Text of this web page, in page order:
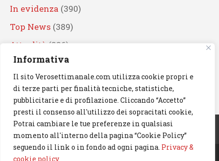
Informativa
Il sito Verosettimanale.com utilizza cookie propri e
di terze parti per finalità tecniche, statistiche,
pubblicitarie e di profilazione. Cliccando “Accetto”
presti il consenso all'utilizzo dei sopracitati cookie,
Potrai cambiare le tue preferenze in qualsiasi
momento all'interno della pagina “Cookie Policy”
seguendo il link o in fondo ad ogni pagina. Privacy &
cookie policy
In evidenza (390)
Top News (389)
Attualità (336)
Eventi(330)
Artisti (241)
News(239)
Cerca